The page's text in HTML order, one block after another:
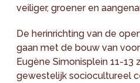
veiliger, groener en
De herinrichting van de
gaan met de bouw van
Eugène Simonisplein 11-13
gewestelijk sociocultureel